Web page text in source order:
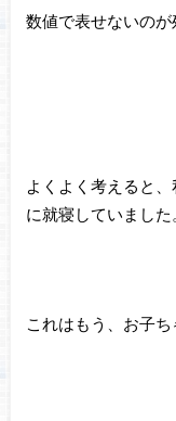
数値で表せないのが
よくよく考えると
に就寝していました
これはもう、お子ち